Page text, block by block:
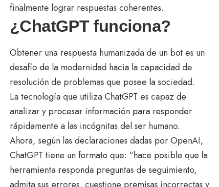
finalmente lograr respuestas coherentes.
¿ChatGPT funciona?
Obtener una respuesta humanizada de un bot es un
desafío de la modernidad hacia la capacidad de
resolución de problemas que posee la sociedad.
La tecnología que utiliza ChatGPT es capaz de
analizar y procesar información para responder
rápidamente a las incógnitas del ser humano.
Ahora, según las declaraciones dadas por OpenAI,
ChatGPT tiene un formato que: “hace posible que la
herramienta responda preguntas de seguimiento,